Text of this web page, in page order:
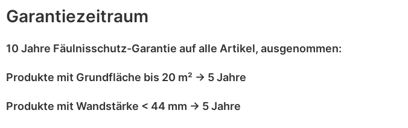
Garantiezeitraum
10 Jahre Fäulnisschutz-Garantie auf alle Artikel, ausgenommen:
Produkte mit Grundfläche bis 20 m² → 5 Jahre
Produkte mit Wandstärke < 44 mm → 5 Jahre